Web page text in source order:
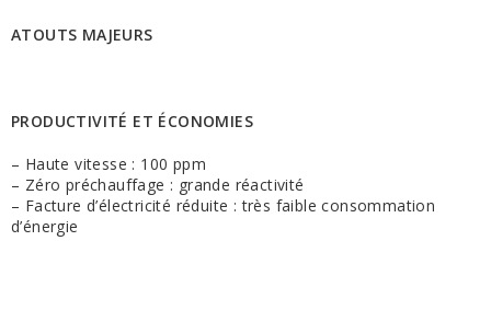
ATOUTS MAJEURS
PRODUCTIVITÉ ET ÉCONOMIES
– Haute vitesse : 100 ppm
– Zéro préchauffage : grande réactivité
– Facture d’électricité réduite : très faible consommation
d’énergie